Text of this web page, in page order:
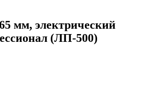
мм, электрический
(ЛП-500)